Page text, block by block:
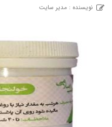
نویسنده : مدیر سایت